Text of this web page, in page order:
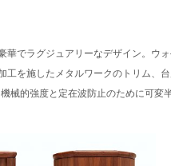
華でラグジュアリーなデザイン。ウ
を施したメタルワークのトリム、
械的強度と定在波防止のために可変